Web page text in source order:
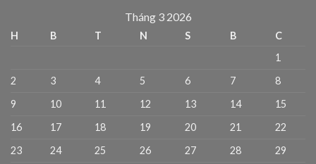
Tháng 3 2026
H B T N S B
C
1
2
3 4 5 6 7
8
9
10 11 12 13 14
15
16
17 18 19 20 21
22
23
24 25 26 27 28
29